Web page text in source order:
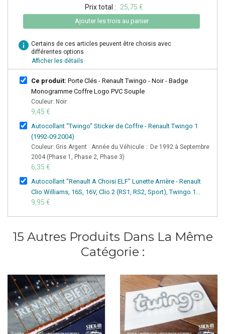
Prix total : 25,75 €
Ajouter les trois au panier
info Certains de ces articles peuvent être choisis avec
différentes options
Afficher les détails
Ce produit: Porte Clés - Renault Twingo - Noir - Badge
Monogramme Coffre Logo PVC Souple
Couleur: Noir
9,45 €
Autocollant "Twingo" Sticker de Coffre - Renault Twingo 1
(1992-09.2004)
Couleur: Gris Argent Année du Véhicule :: De 1992 à Septembre
2004 (Phase 1, Phase 2, Phase 3)
6,35 €
Autocollant "Renault A Choisi ELF" Lunette Arrière - Renault
Clio Williams, 16S, 16V, Clio 2 (RS1, RS2, Sport), Twingo 1...
9,95 €
15 Autres Produits Dans La Même
Catégorie :